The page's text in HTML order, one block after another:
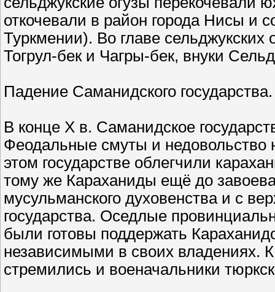
откочевали в район города Нисы и
Туркмении). Во главе
Тогрул-бек и Чагры-бек, внуки
Падение Саманидского
В конце X в. Саманидское
Феодальные смуты и
этом государстве облегчили
тому же Караханиды ещё до
мусульманского духовенства и с
государства. Оседлые
были готовы поддержать
независимыми в своих владениях.
стремились и военачальники